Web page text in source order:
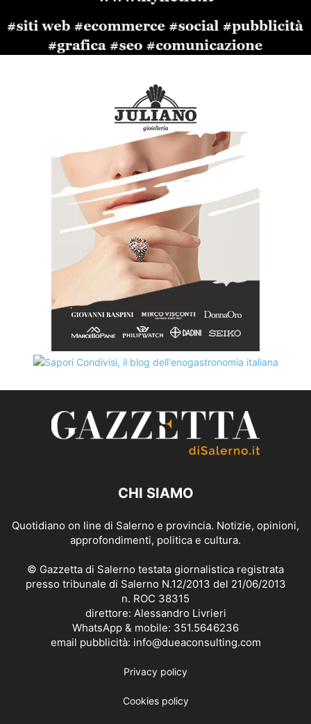
CHI SIAMO
Quotidiano on line di Salerno e provincia. Notizie, opinioni,
approfondimenti, politica e cultura.
© Gazzetta di Salerno testata giornalistica registrata
presso tribunale di Salerno N.12/2013 del 21/06/2013
n. ROC 38315
direttore: Alessandro Livrieri
WhatsApp & mobile: 351.5646236
email pubblicità: info@dueaconsulting.com
Privacy policy
Cookies policy